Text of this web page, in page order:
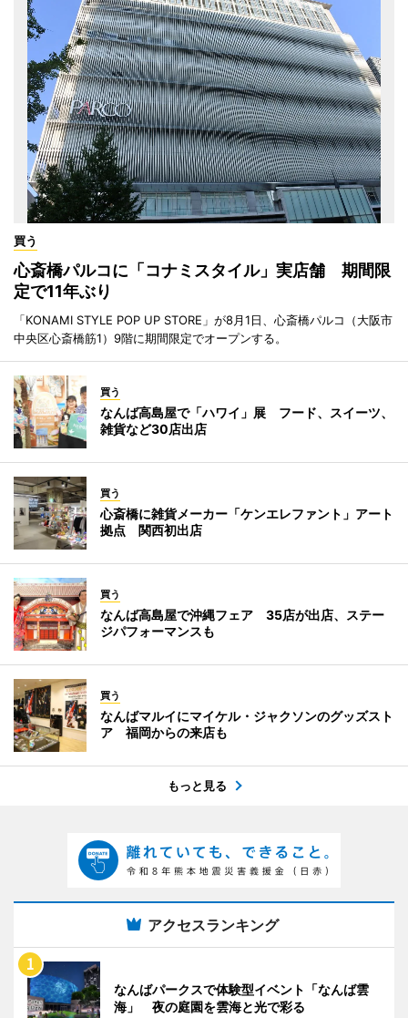
買う
心斎橋パルコに「コナミスタイル」実店舗 期間限
定で11年ぶり
「KONAMI STYLE POP UP STORE」が8月1日、心斎橋パルコ（大阪市
中央区心斎橋筋1）9階に期間限定でオープンする。
買う
なんば高島屋で「ハワイ」展 フード、スイーツ、
雑貨など30店出店
買う
心斎橋に雑貨メーカー「ケンエレファント」アート
拠点 関西初出店
買う
なんば高島屋で沖縄フェア 35店が出店、ステー
ジパフォーマンスも
買う
なんばマルイにマイケル・ジャクソンのグッズスト
ア 福岡からの来店も
もっと見る
アクセスランキング
なんばパークスで体験型イベント「なんば雲
海」 夜の庭園を雲海と光で彩る